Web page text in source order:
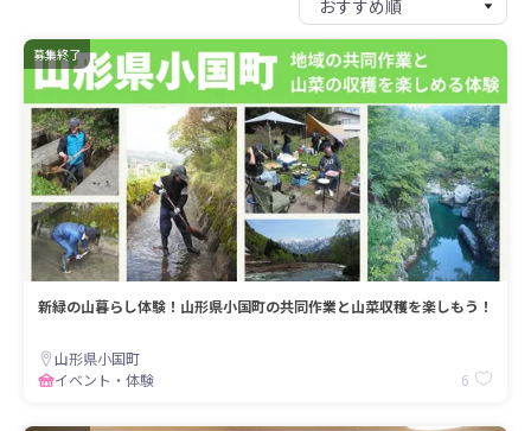
募集終了
新緑の山暮らし体験！山形県小国町の共同作業と山菜収穫を楽しもう！
山形県小国町
イベント・体験
6